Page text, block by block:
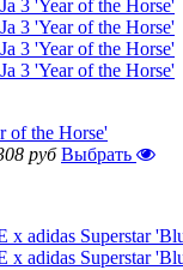
of the Horse'
руб Выбрать